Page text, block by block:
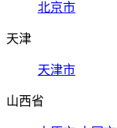
北京市
天津
天津市
山西省